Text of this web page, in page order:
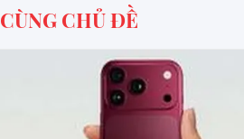
CÙNG CHỦ ĐỀ